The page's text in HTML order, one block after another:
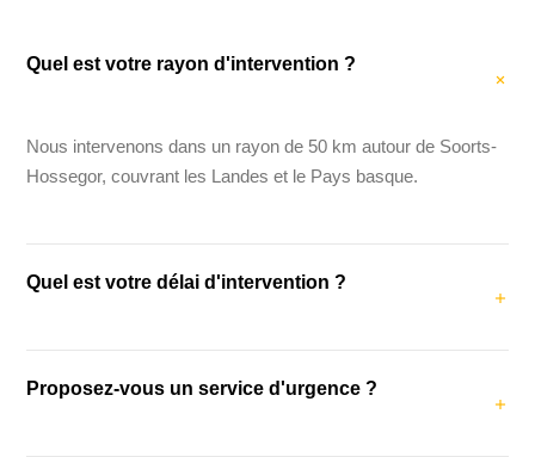
Quel est votre rayon d'intervention ?
Nous intervenons dans un rayon de 50 km autour de Soorts-
Hossegor, couvrant les Landes et le Pays basque.
Quel est votre délai d'intervention ?
urgences (fuites, dégâts des eaux), nous intervenons dans
Proposez-vous un service d'urgence ?